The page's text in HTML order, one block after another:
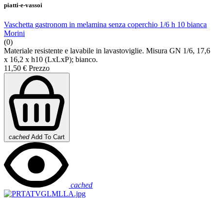
piatti-e-vassoi
Vaschetta gastronom in melamina senza coperchio 1/6 h 10 bianca
Morini
(0)
Materiale resistente e lavabile in lavastoviglie. Misura GN 1/6, 17,6
x 16,2 x h10 (LxLxP); bianco.
11,50 € Prezzo
cached Add To Cart
cached